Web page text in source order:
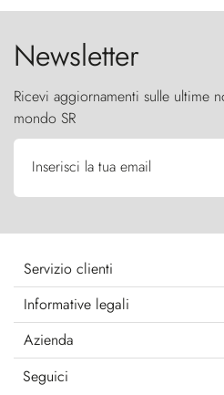
Newsletter
Ricevi aggiornamenti sulle ultime
mondo SR
Inserisci la tua email
Servizio clienti
Informative legali
Azienda
Seguici